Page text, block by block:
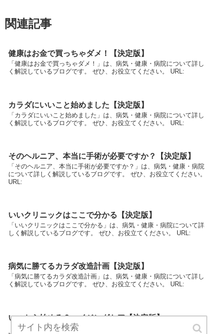
関連記事
健康はお金で買っちゃダメ！【決定版】
「健康はお金で買っちゃダメ！」は、病気・健康・病院について詳し
く解説しているブログです。 ぜひ、お役立てください。 URL:
カラダにいいこと始めました【決定版】
「カラダにいいこと始めました」は、病気・健康・病院について詳し
く解説しているブログです。 ぜひ、お役立てください。 URL:
そのヘルニア、本当に手術が必要ですか？【決定版】
「そのヘルニア、本当に手術が必要ですか？」は、病気・健康・病院
について詳しく解説しているブログです。 ぜひ、お役立てください。
URL:
いいクリニックはここで分かる【決定版】
「いいクリニックはここで分かる」は、病気・健康・病院について詳
しく解説しているブログです。 ぜひ、お役立てください。 URL:
病気に勝てるカラダ改造計画【決定版】
「病気に勝てるカラダ改造計画」は、病気・健康・病院について詳し
く解説しているブログです。 ぜひ、お役立てください。 URL:
いつから始める？エイジングケア【決定版】
「いつから始める？エイジングケア」は、病気・健康・病院について